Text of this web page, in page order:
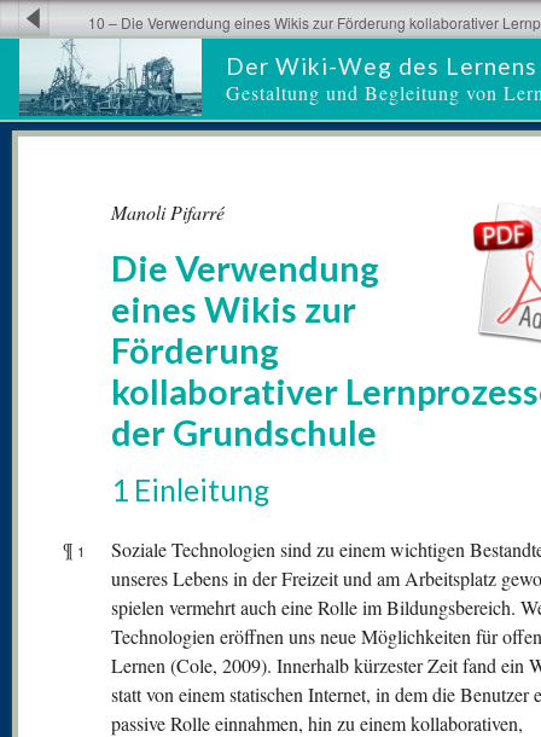
Der Wiki-Weg des Lernens
Gestaltung und Begleitung von
10 – Die Verwendung eines Wikis zur Förderung kollaborativer
Grundschule
Manoli Pifarré
Die Verwendung
eines Wikis zur
Förderung
kollaborativer
der Grundschule
1 Einleitung
¶ 1
Soziale Technologien sind zu einem wichtigen
unseres Lebens in der Freizeit und am Arbeitsplatz
spielen vermehrt auch eine Rolle im Bildungsbereich.
Technologien eröffnen uns neue Möglichkeiten für
Lernen (Cole, 2009). Innerhalb kürzester Zeit fand ein
statt von einem statischen Internet, in dem die Benutzer
passive Rolle einnahmen, hin zu einem kollaborativen,